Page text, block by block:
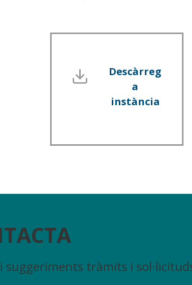
Descàrreg
a
instància
suggeriments tràmits i